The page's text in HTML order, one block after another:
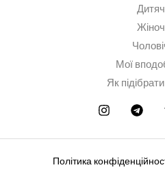
Мої
Як
Політика